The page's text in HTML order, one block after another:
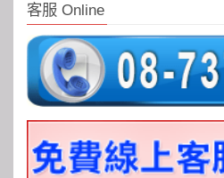
客服 Online